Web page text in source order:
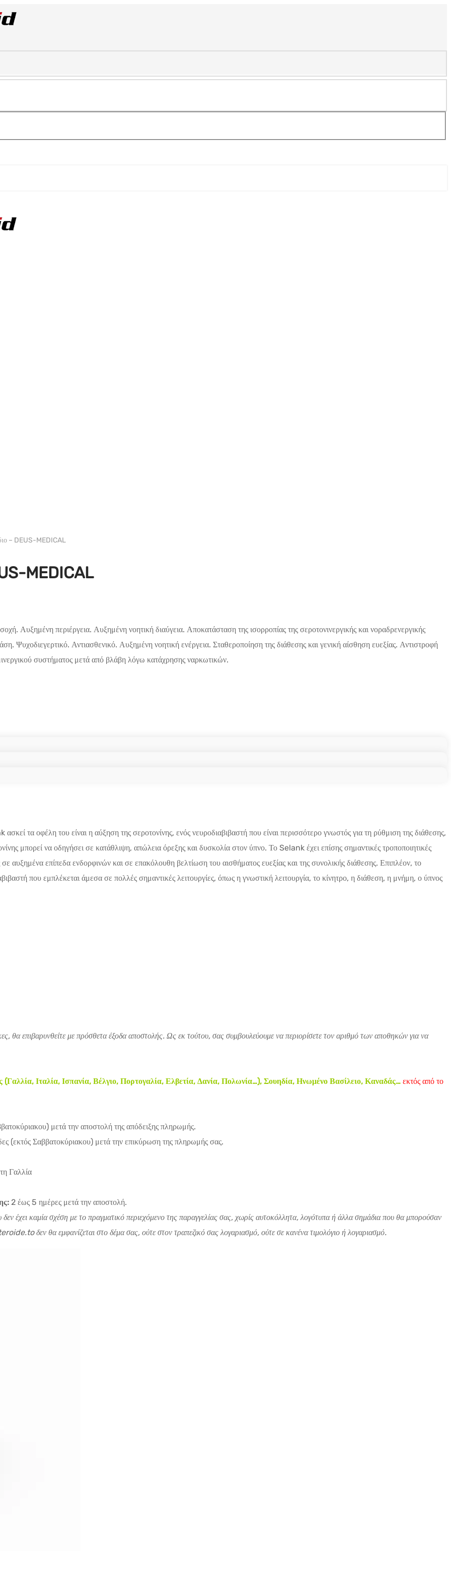
– DEUS-MEDICAL
MEDICAL
Αυξημένη περιέργεια. Αυξημένη νοητική διαύγεια. Αποκατάσταση της ισορροπίας της σεροτονινεργικής και νοραδρενεργικής
Ψυχοδιεγερτικό. Αντιασθενικό. Αυξημένη νοητική ενέργεια. Σταθεροποίηση της διάθεσης και γενική αίσθηση ευεξίας. Αντιστροφή
συστήματος μετά από βλάβη λόγω κατάχρησης ναρκωτικών.
τα οφέλη του είναι η αύξηση της σεροτονίνης, ενός νευροδιαβιβαστή που είναι περισσότερο γνωστός για τη ρύθμιση της διάθεσης,
μπορεί να οδηγήσει σε κατάθλιψη, απώλεια όρεξης και δυσκολία στον ύπνο. Το Selank έχει επίσης σημαντικές τροποποιητικές
αυξημένα επίπεδα ενδορφινών και σε επακόλουθη βελτίωση του αισθήματος ευεξίας και της συνολικής διάθεσης. Επιπλέον, το
που εμπλέκεται άμεσα σε πολλές σημαντικές λειτουργίες, όπως η γνωστική λειτουργία, το κίνητρο, η διάθεση, η μνήμη, ο ύπνος
θα επιβαρυνθείτε με πρόσθετα έξοδα αποστολής. Ως εκ τούτου, σας συμβουλεύουμε να περιορίσετε τον αριθμό των αποθηκών για να
Ιταλία, Ισπανία, Βέλγιο, Πορτογαλία, Ελβετία, Δανία, Πολωνία…), Σουηδία, Ηνωμένο Βασίλειο, Καναδάς… εκτός από το
μετά την αποστολή της απόδειξης πληρωμής.
(εκτός Σαββατοκύριακου) μετά την επικύρωση της πληρωμής σας.
Γαλλία
2 έως 5 ημέρες μετά την αποστολή.
έχει καμία σχέση με το πραγματικό περιεχόμενο της παραγγελίας σας, χωρίς αυτοκόλλητα, λογότυπα ή άλλα σημάδια που θα μπορούσαν
δεν θα εμφανίζεται στο δέμα σας, ούτε στον τραπεζικό σας λογαριασμό, ούτε σε κανένα τιμολόγιο ή λογαριασμό.